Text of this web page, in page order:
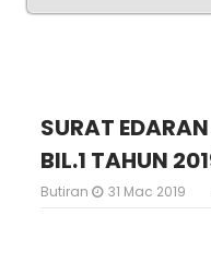
SURAT
BIL.1 TAHUN
Butiran 31 Mac 2019